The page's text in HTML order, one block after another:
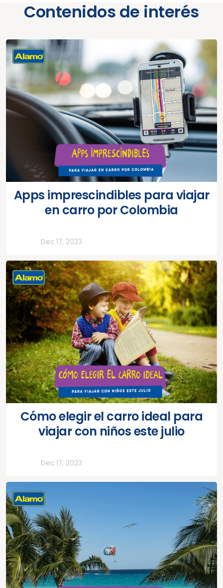
Contenidos de interés
Apps imprescindibles para viajar
en carro por Colombia
Dec 17, 2023
Cómo elegir el carro ideal para
viajar con niños este julio
Dec 17, 2023